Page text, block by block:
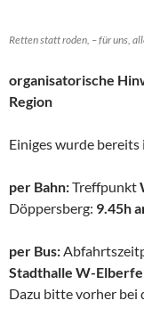
Retten statt roden, – für uns,
organisatorische
Region
Einiges wurde
per Bahn:Treffpunkt
Döppersberg: 9.45h
per Bus:
Stadthalle W-
Dazu bitte vorher bei